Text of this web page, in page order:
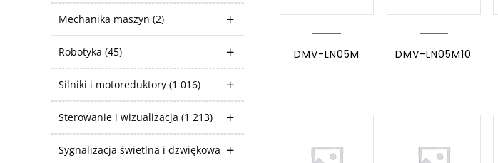
Mechanika maszyn (2)
Robotyka (45)
Silniki i motoreduktory (1 016)
Sterowanie i wizualizacja (1 213)
Sygnalizacja świetlna i dzwiękowa
DMV-LN05M DMV-LN05M10